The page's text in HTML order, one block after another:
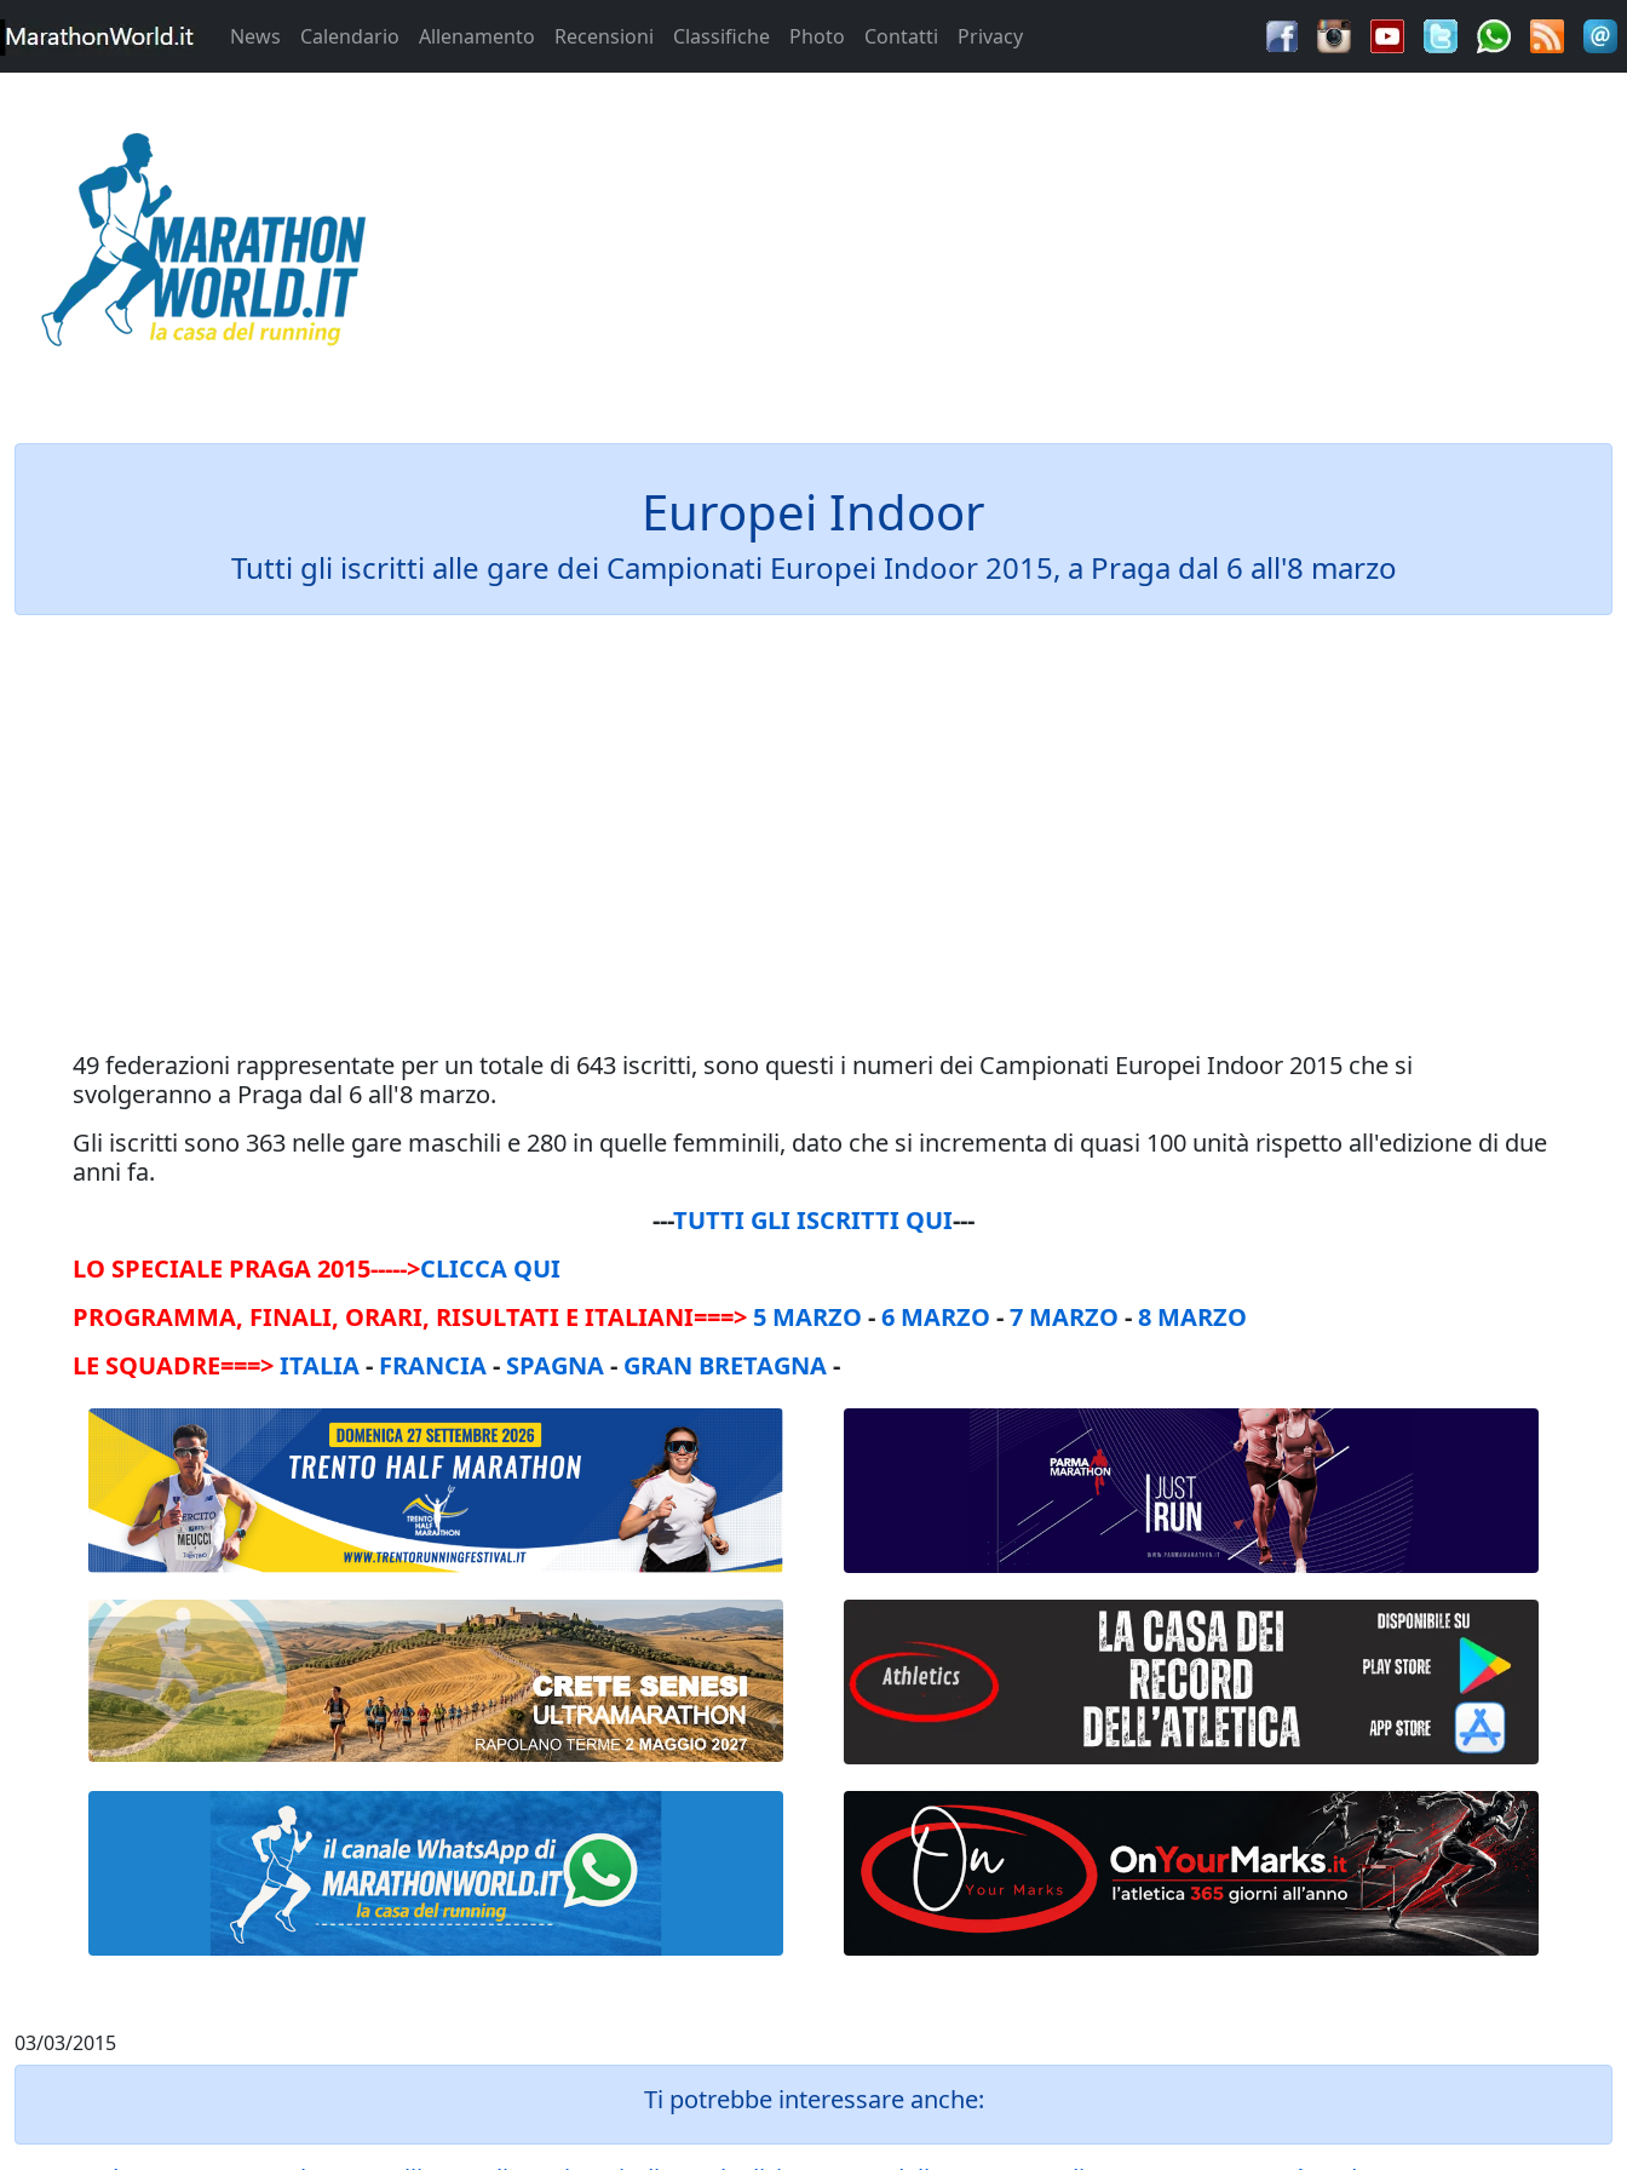
News Calendario Allenamento Recensioni Classifiche Photo Contatti Privacy
Europei Indoor
Tutti gli iscritti alle gare dei Campionati Europei Indoor 2015, a Praga dal 6 all'8 marzo
49 federazioni rappresentate per un totale di 643 iscritti, sono questi i numeri dei Campionati Europei Indoor 2015 che si
svolgeranno a Praga dal 6 all'8 marzo.
Gli iscritti sono 363 nelle gare maschili e 280 in quelle femminili, dato che si incrementa di quasi 100 unità rispetto all'edizione di due
anni fa.
---TUTTI GLI ISCRITTI QUI---
LO SPECIALE PRAGA 2015----->CLICCA QUI
PROGRAMMA, FINALI, ORARI, RISULTATI E ITALIANI===> 5 MARZO -6 MARZO -7 MARZO -8 MARZO
LE SQUADRE===>ITALIA- FRANCIA- SPAGNA- GRAN BRETAGNA-
03/03/2015
Ti potrebbe interessare anche: